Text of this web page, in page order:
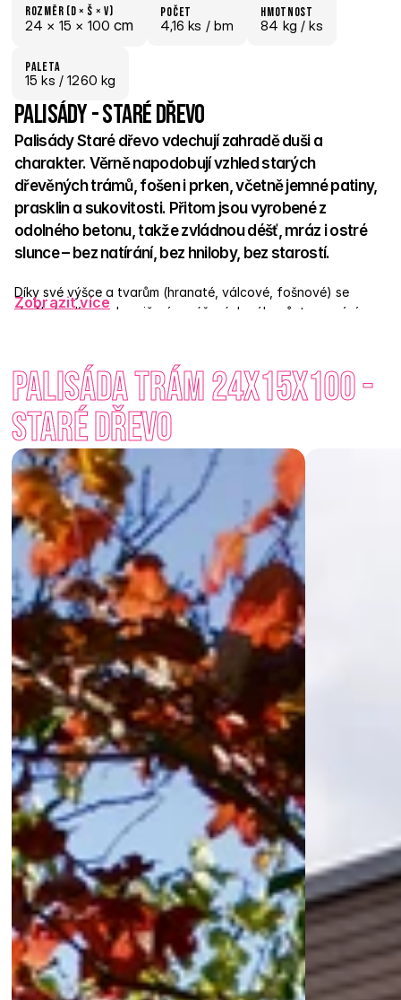
Rozměr (D × š × V)
24 × 15 × 100 cm
počet
4,16 ks / bm
hmotnost
84 kg / ks
paletA
15 ks / 1260 kg
Palisády - Staré dřevo
Palisády Staré dřevo vdechují zahradě duši a
charakter. Věrně napodobují vzhled starých
dřevěných trámů, fošen i prken, včetně jemné patiny,
prasklin a sukovitosti. Přitom jsou vyrobené z
odolného betonu, takže zvládnou déšť, mráz i ostré
slunce – bez natírání, bez hniloby, bez starostí.
Díky své výšce a tvarům (hranaté, válcové, fošnové) se
skvěle hodí pro ohraničení vyvýšených záhonů, tvarování
a bez problému zapadnou do přírodního, venkovského i
moderního konceptu.  Dlažba Staré dřevo má duši – a
palisády ji dokonale doplňují.
Chceš zahradě dodat teplo starého dřeva, ale bez jeho
rozmarů? S palisádami Staré dřevo získáš vzhled tradice i
výdrž moderního materiálu.
Zobrazit více
Palisáda trám 24x15x100 -
Staré dřevo